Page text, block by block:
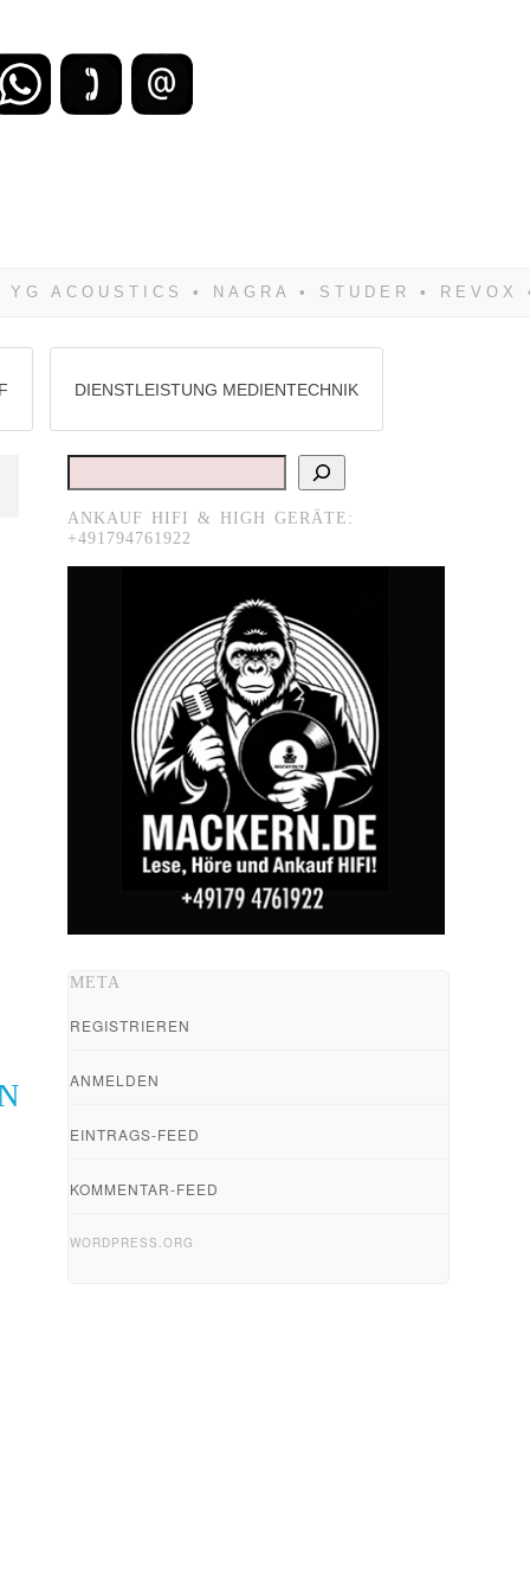
DIENSTLEISTUNG MEDIENTECHNIK
Suchen
ANKAUF HIFI & HIGH GERÄTE:
+491794761922
META
REGISTRIEREN
ANMELDEN
EINTRAGS-FEED
KOMMENTAR-FEED
WORDPRESS.ORG